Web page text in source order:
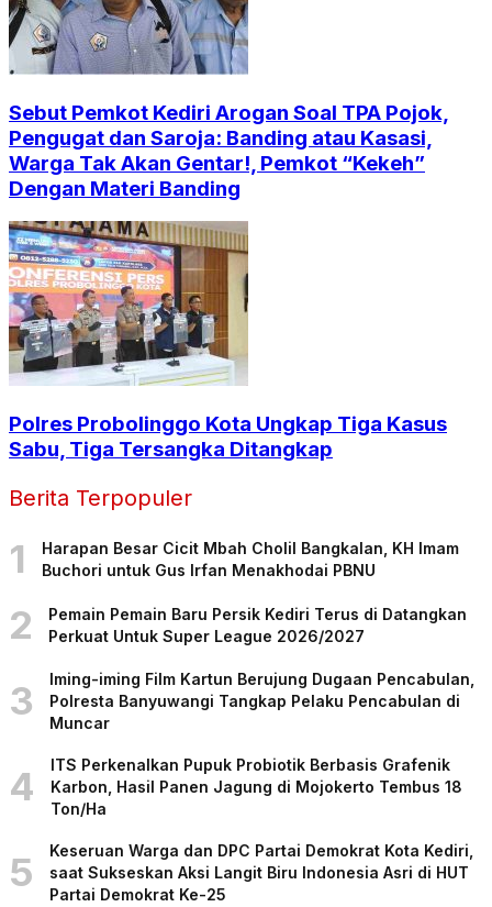
Sebut Pemkot Kediri Arogan Soal TPA Pojok,
Pengugat dan Saroja: Banding atau Kasasi,
Warga Tak Akan Gentar!, Pemkot “Kekeh”
Dengan Materi Banding
Polres Probolinggo Kota Ungkap Tiga Kasus
Sabu, Tiga Tersangka Ditangkap
Berita Terpopuler
1
Harapan Besar Cicit Mbah Cholil Bangkalan, KH Imam
Buchori untuk Gus Irfan Menakhodai PBNU
2
Pemain Pemain Baru Persik Kediri Terus di Datangkan
Perkuat Untuk Super League 2026/2027
3
Iming-iming Film Kartun Berujung Dugaan Pencabulan,
Polresta Banyuwangi Tangkap Pelaku Pencabulan di
Muncar
4
ITS Perkenalkan Pupuk Probiotik Berbasis Grafenik
Karbon, Hasil Panen Jagung di Mojokerto Tembus 18
Ton/Ha
5
Keseruan Warga dan DPC Partai Demokrat Kota Kediri,
saat Sukseskan Aksi Langit Biru Indonesia Asri di HUT
Partai Demokrat Ke-25